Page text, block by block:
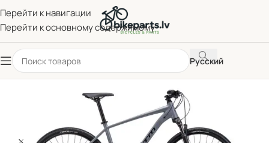
Перейти к навигации
Перейти к основному содержимому
Русский